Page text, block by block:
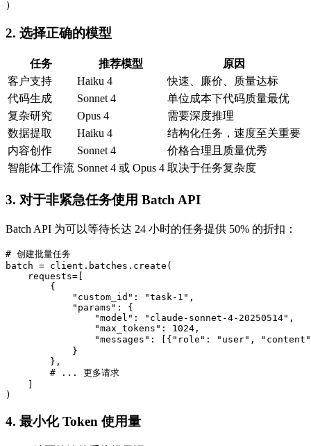
2. 选择正确的模型
任务 推荐模型
原因
客户支持
Haiku 4
快速、廉价、质量达标
代码生成
Sonnet 4
单位成本下代码质量最优
复杂研究
Opus 4
需要深度推理
数据提取
Haiku 4
结构化任务，速度至关重要
内容创作
Sonnet 4
价格合理且质量优秀
智能体工作流 Sonnet 4 或 Opus 4 取决于任务复杂度
3. 对于非紧急任务使用 Batch API
Batch API 为可以等待长达 24 小时的任务提供 50% 的折扣：
# 创建批量任务
batch = client.batches.create(
    requests=[
        {
            "custom_id": "task-1",
            "params": {
                "model": "claude-sonnet-4-20250514",
                "max_tokens": 1024,
"messages": [{"role": "user",
            }
        },
        # ... 更多请求
    ]
4. 最小化 Token 使用量